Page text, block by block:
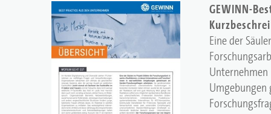
GEWINN-
Eine der
Umgebungen